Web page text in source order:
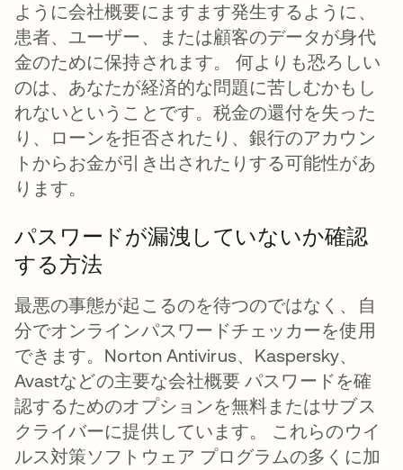
ように会社概要にますます発生するように、
患者、ユーザー、または顧客のデータが身代
金のために保持されます。 何よりも恐ろしい
のは、あなたが経済的な問題に苦しむかもし
れないということです。税金の還付を失った
り、ローンを拒否されたり、銀行のアカウン
トからお金が引き出されたりする可能性があ
ります。
パスワードが漏洩していないか確認
する方法
最悪の事態が起こるのを待つのではなく、自
分でオンラインパスワードチェッカーを使用
できます。Norton Antivirus、Kaspersky、
Avastなどの主要な会社概要 パスワードを確
認するためのオプションを無料またはサブス
クライバーに提供しています。 これらのウイ
ルス対策ソフトウェア プログラムの多くに加